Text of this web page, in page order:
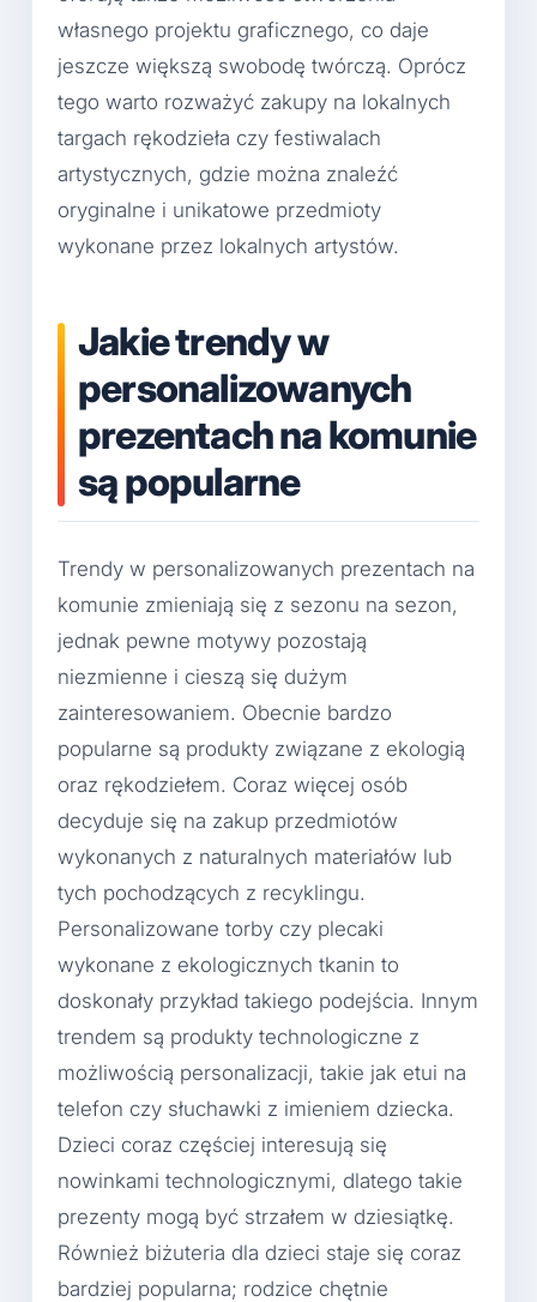
własnego projektu graficznego, co daje
jeszcze większą swobodę twórczą. Oprócz
tego warto rozważyć zakupy na lokalnych
targach rękodzieła czy festiwalach
artystycznych, gdzie można znaleźć
oryginalne i unikatowe przedmioty
wykonane przez lokalnych artystów.
Jakie trendy w
personalizowanych
prezentach na komunie
są popularne
Trendy w personalizowanych prezentach na
komunie zmieniają się z sezonu na sezon,
jednak pewne motywy pozostają
niezmienne i cieszą się dużym
zainteresowaniem. Obecnie bardzo
popularne są produkty związane z ekologią
oraz rękodziełem. Coraz więcej osób
decyduje się na zakup przedmiotów
wykonanych z naturalnych materiałów lub
tych pochodzących z recyklingu.
Personalizowane torby czy plecaki
wykonane z ekologicznych tkanin to
doskonały przykład takiego podejścia. Innym
trendem są produkty technologiczne z
możliwością personalizacji, takie jak etui na
telefon czy słuchawki z imieniem dziecka.
Dzieci coraz częściej interesują się
nowinkami technologicznymi, dlatego takie
prezenty mogą być strzałem w dziesiątkę.
Również biżuteria dla dzieci staje się coraz
bardziej popularna; rodzice chętnie